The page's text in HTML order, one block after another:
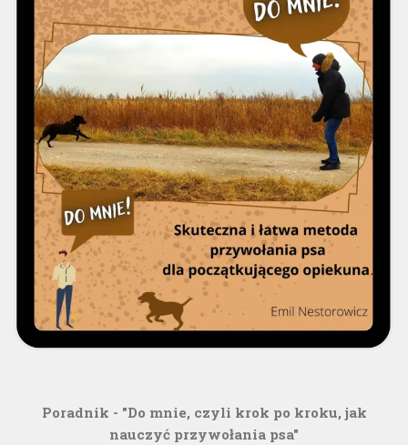
Poradnik - "Do mnie, czyli krok po kroku, jak
nauczyć przywołania psa"